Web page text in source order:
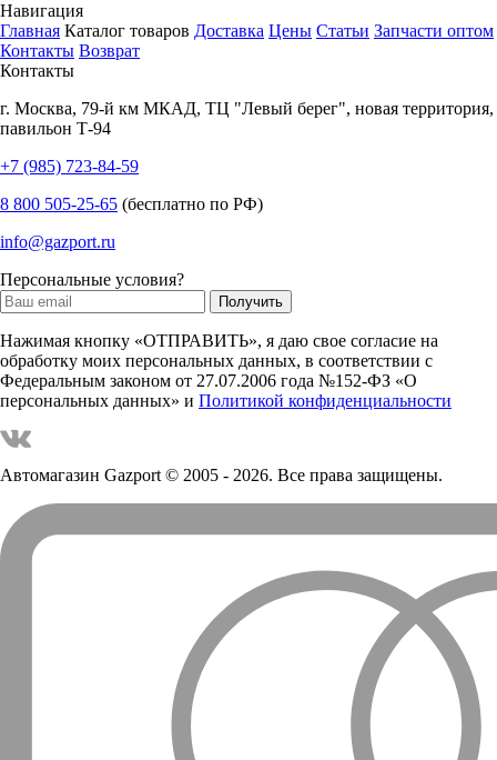
Навигация
Главная Каталог товаров Доставка Цены Статьи Запчасти оптом
Контакты Возврат
Контакты
г. Москва, 79-й км МКАД, ТЦ "Левый берег", новая территория,
павильон Т-94
+7 (985) 723-84-59
8 800 505-25-65 (бесплатно по РФ)
info@gazport.ru
Персональные условия?
Нажимая кнопку «ОТПРАВИТЬ», я даю свое согласие на
обработку моих персональных данных, в соответствии с
Федеральным законом от 27.07.2006 года №152-ФЗ «О
персональных данных» и Политикой конфиденциальности
Автомагазин Gazport© 2005 - 2026. Все права защищены.